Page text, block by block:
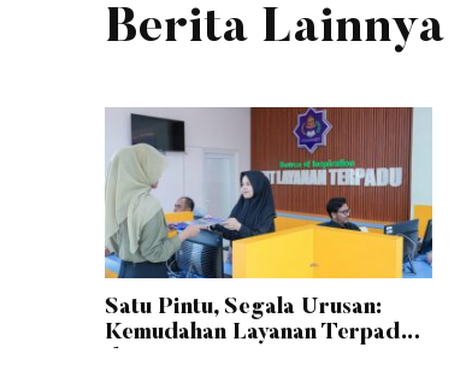
Berita Lainnya
Satu Pintu, Segala Urusan:
Kemudahan Layanan Terpadu